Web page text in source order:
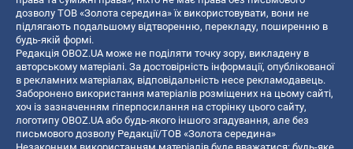
дозволу ТОВ «Золота середина» їх використовувати, вони не
підлягають подальшому відтворенню, перекладу, поширенню в
будь-якій формі.
Редакція OBOZ.UA може не поділяти точку зору, викладену в
авторському матеріалі. За достовірність інформації, опублікованої
в рекламних матеріалах, відповідальність несе рекламодавець.
Заборонено використання матеріалів розміщених на цьому сайті,
хоч із зазначенням гіперпосилання на сторінку цього сайту,
логотипу OBOZ.UA або будь-якого іншого згадування, але без
письмового дозволу Редакції/ТОВ «Золота середина»